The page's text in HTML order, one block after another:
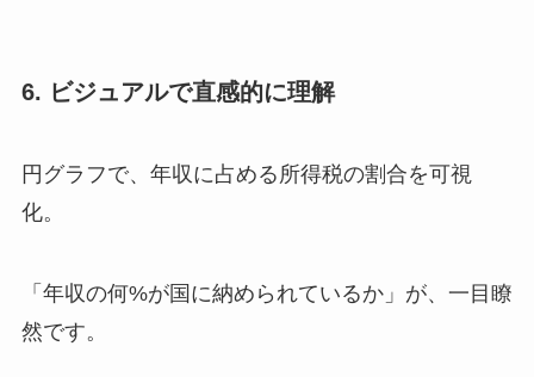
6. ビジュアルで直感的に理解
円グラフで、年収に占める所得税の割合を可視
化。
「年収の何%が国に納められているか」が、一目瞭
然です。